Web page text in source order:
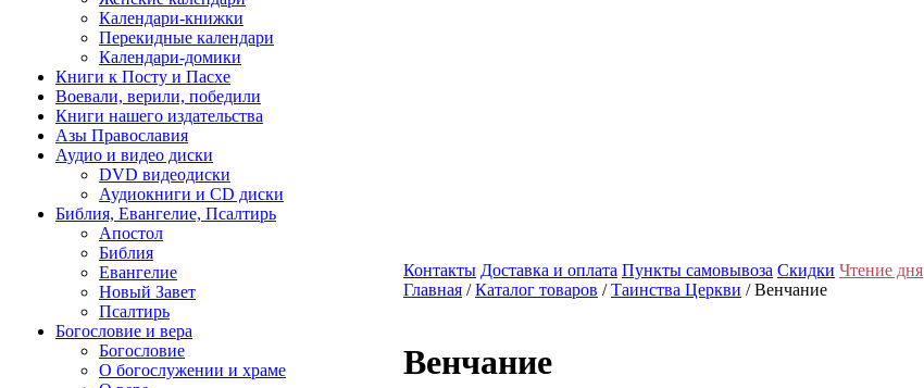
Календари-книжки
Перекидные календари
Календари-домики
Книги к Посту и Пасхе
Воевали, верили, победили
Книги нашего издательства
Азы Православия
Аудио и видео диски
DVD видеодиски
Аудиокниги и CD диски
Библия, Евангелие, Псалтирь
Апостол
Библия
Евангелие
Новый Завет
Псалтирь
Богословие и вера
Богословие
О богослужении и храме
Контакты Доставка и оплата Пункты самовывоза Скидки Чтение дня
Главная /Каталог товаров /Таинства Церкви / Венчание
Венчание